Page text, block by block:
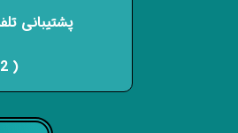
پشتیبانی
( 12 الی 22 ) ​​​​​​​